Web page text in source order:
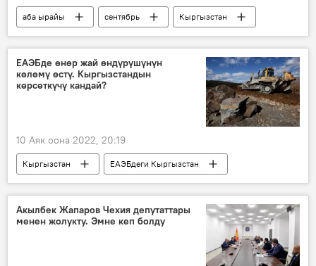
аба ырайы сентябрь Кыргызстан
ЕАЭБде өнөр жай өндүрүшүнүн
көлөмү өстү. Кыргызстандын
көрсөткүчү кандай?
10 Аяк оона 2022, 20:19
Кыргызстан
ЕАЭБдеги Кыргызстан
өнөр жай
Акылбек Жапаров Чехия депутаттары
менен жолукту. Эмне кеп болду